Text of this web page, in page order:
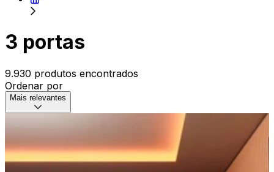
3 portas
9.930 produtos encontrados
Ordenar por
Mais relevantes